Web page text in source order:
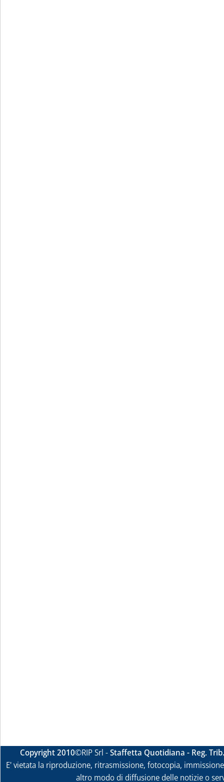
Copyright 2010©RIP Srl -Staffetta Quotidiana - Reg.
E' vietata la riproduzione, ritrasmissione, fotocopia,
altro modo di diffusione delle notizie o